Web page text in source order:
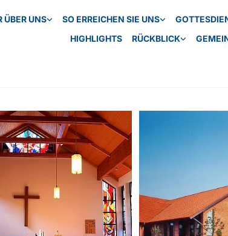
ÜBER UNS SO ERREICHEN SIE UNS
HIGHLIGHTS
RÜCKBLICK